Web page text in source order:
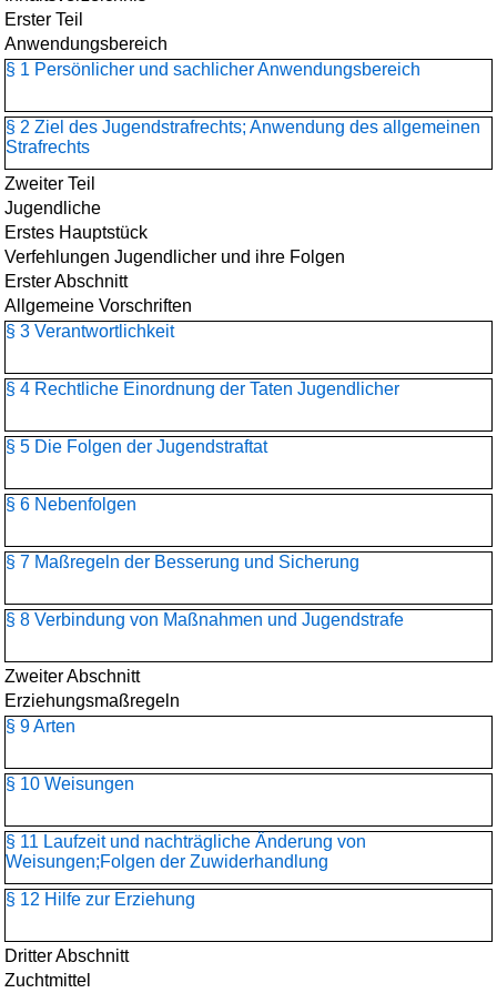
Erster Teil
Anwendungsbereich
§ 1 Persönlicher und sachlicher Anwendungsbereich
§ 2 Ziel des Jugendstrafrechts; Anwendung des allgemeinen
Strafrechts
Zweiter Teil
Jugendliche
Erstes Hauptstück
Verfehlungen Jugendlicher und ihre Folgen
Erster Abschnitt
Allgemeine Vorschriften
§ 3 Verantwortlichkeit
§ 4 Rechtliche Einordnung der Taten Jugendlicher
§ 5 Die Folgen der Jugendstraftat
§ 6 Nebenfolgen
§ 7 Maßregeln der Besserung und Sicherung
§ 8 Verbindung von Maßnahmen und Jugendstrafe
Zweiter Abschnitt
Erziehungsmaßregeln
§ 9 Arten
§ 10 Weisungen
§ 11 Laufzeit und nachträgliche Änderung von
Weisungen;Folgen der Zuwiderhandlung
§ 12 Hilfe zur Erziehung
Dritter Abschnitt
Zuchtmittel